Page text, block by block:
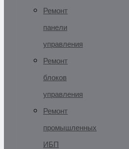
Ремонт
панели
управления
Ремонт
блоков
управления
Ремонт
промышленных
ИБП